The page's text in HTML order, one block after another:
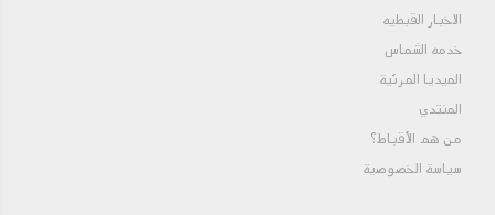
Kingdom Sat TV | قناة الملكوت سات
الاخبار القبطيه
خدمه الشماس
الميديا المرئية
المنتدي
من هم الأقباط؟‎
سياسة الخصوصية